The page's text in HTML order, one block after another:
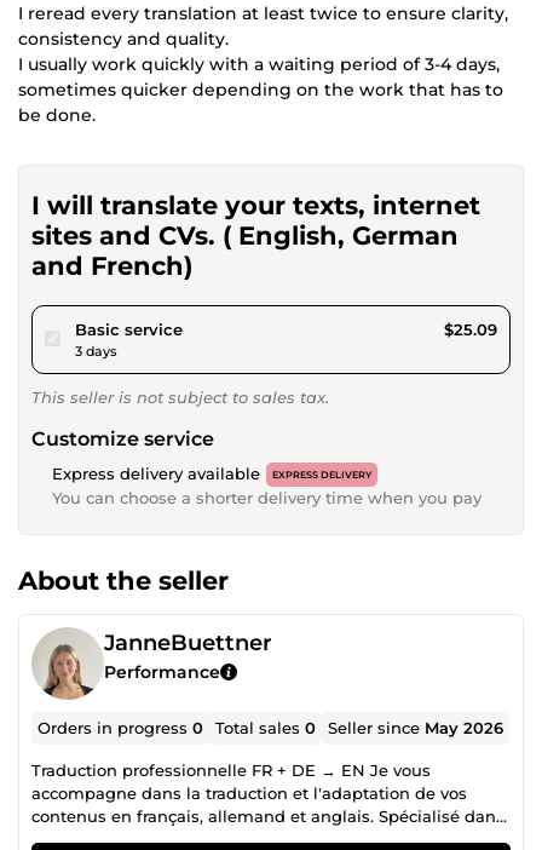
I reread every translation at least twice to ensure clarity,
consistency and quality.
I usually work quickly with a waiting period of 3-4 days,
sometimes quicker depending on the work that has to
be done.
I will translate your texts, internet
sites and CVs. ( English, German
and French)
Basic servicepour $23.12
3 days
$25.09
This seller is not subject to sales tax.
Customize service
Express delivery available EXPRESS DELIVERY
You can choose a shorter delivery time when you pay
About the seller
JanneBuettner
Performance
Orders in progress0 Total sales0 Seller since May 2026
Traduction professionnelle FR + DE → EN Je vous
accompagne dans la traduction et l'adaptation de vos
contenus en français, allemand et anglais. Spécialisé dans
les contenus digitaux et professionnels, je veille à